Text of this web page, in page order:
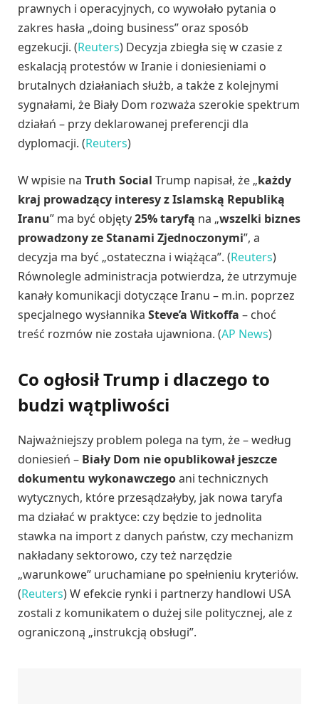
prawnych i operacyjnych, co wywołało pytania o
zakres hasła „doing business” oraz sposób
egzekucji. (Reuters) Decyzja zbiegła się w czasie z
eskalacją protestów w Iranie i doniesieniami o
brutalnych działaniach służb, a także z kolejnymi
sygnałami, że Biały Dom rozważa szerokie spektrum
działań – przy deklarowanej preferencji dla
dyplomacji. (Reuters)
W wpisie na Truth Social Trump napisał, że „każdy
kraj prowadzący interesy z Islamską Republiką
Iranu” ma być objęty25% taryfą na „wszelki biznes
prowadzony ze Stanami Zjednoczonymi”, a
decyzja ma być „ostateczna i wiążąca”. (Reuters)
Równolegle administracja potwierdza, że utrzymuje
kanały komunikacji dotyczące Iranu – m.in. poprzez
specjalnego wysłannika Steve’a Witkoffa – choć
treść rozmów nie została ujawniona. (AP News)
Co ogłosił Trump i dlaczego to
budzi wątpliwości
Najważniejszy problem polega na tym, że – według
doniesień – Biały Dom nie opublikował jeszcze
dokumentu wykonawczegoani technicznych
wytycznych, które przesądzałyby, jak nowa taryfa
ma działać w praktyce: czy będzie to jednolita
stawka na import z danych państw, czy mechanizm
nakładany sektorowo, czy też narzędzie
„warunkowe” uruchamiane po spełnieniu kryteriów.
(Reuters) W efekcie rynki i partnerzy handlowi USA
zostali z komunikatem o dużej sile politycznej, ale z
ograniczoną „instrukcją obsługi”.